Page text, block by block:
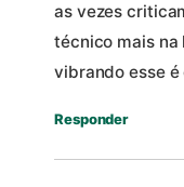
as vezes
técnico mais na
vibrando esse
Responder